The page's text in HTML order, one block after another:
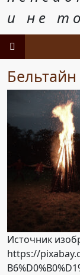
и не
Бельтайн
Источник
https://